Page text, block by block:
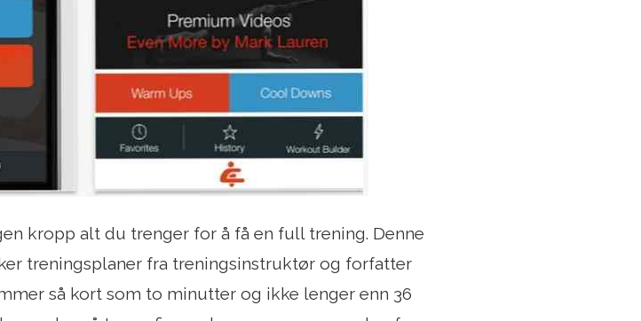
kropp alt du trenger for å få en full trening. Denne
treningsplaner fra treningsinstruktør og forfatter
så kort som to minutter og ikke lenger enn 36